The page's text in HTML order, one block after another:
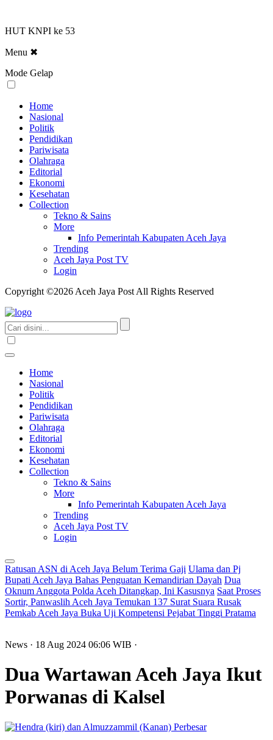
HUT KNPI ke 53
Menu ✖
Mode Gelap
Home
Nasional
Politik
Pendidikan
Pariwisata
Olahraga
Editorial
Ekonomi
Kesehatan
Collection
Tekno & Sains
More
Info Pemerintah Kabupaten Aceh Jaya
Trending
Aceh Jaya Post TV
Login
Copyright ©2026 Aceh Jaya Post All Rights Reserved
Home
Nasional
Politik
Pendidikan
Pariwisata
Olahraga
Editorial
Ekonomi
Kesehatan
Collection
Tekno & Sains
More
Info Pemerintah Kabupaten Aceh Jaya
Trending
Aceh Jaya Post TV
Login
Ratusan ASN di Aceh Jaya Belum Terima Gaji Ulama dan Pj
Bupati Aceh Jaya Bahas Penguatan Kemandirian Dayah Dua
Oknum Anggota Polda Aceh Ditangkap, Ini Kasusnya Saat Proses
Sortir, Panwaslih Aceh Jaya Temukan 137 Surat Suara Rusak
Pemkab Aceh Jaya Buka Uji Kompetensi Pejabat Tinggi Pratama
News · 18 Aug 2024 06:06 WIB ·
Dua Wartawan Aceh Jaya Ikut
Porwanas di Kalsel
Perbesar